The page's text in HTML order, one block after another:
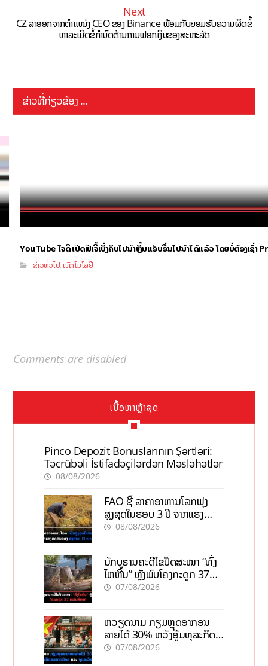
Next
CZ ລາອອກຈາກຕໍາແໜ່ງ CEO ຂອງ Binance ພ້ອມກັບຍອມຮັບຄວາມຜິດຂໍ້
ຫາລະ​ເມີດ​ຂໍ້​ກຳນົດ​ຕ້ານ​ການ​ຟອກ​ເງິນ​ຂອງ​ສະຫະລັດ
ຂ່າວທີ່ກ່ຽວຂ້ອງ ...
YouTube ໃຈດີ ເປີດຟີເຈີ້ເບິ່ງຄິບໄປນຳຫຼິ້ນແອັບອື່ນໄປນຳໄດ້ແລ້ວ ໂດຍບໍ່ຕ້ອງເຊົ່າ
ຂ່າວທົ່ວໄປ,ເທັກໂນໂລຢີ
Comments are disabled
ເນື້ອຫາຫຼ້າສຸດ
Pinco Depozit Bonuslarının Şərtləri:
Təcrübəli İstifadəçilərdən Məsləhətlər
08/08/2026
FAO ຊີ້ ລາຄາອາຫານໂລກພຸ່ງ
ສູງສຸດໃນຮອບ 3 ປີ ຈາກແຮງ
ກົດດັນຂອງສົງຄາມ, El nino
08/08/2026
ນັກບູຮານຄະດີໄຂປິດສະໜາ “ທົ່ງ
ໄຫຫີນ” ຫຼັງພົບໂຄງກະດູກ 37
ຄົນໃນຫີນຍັກ
07/08/2026
ຫວຽດນາມ ກຽມຫຼຸດອາກອນ
ລາຍໄດ້ 30% ຫວັງອູ້ມທຸລະກິດ
ຂະໜາດນ້ອຍ ແລະ ຈຸນລະ
07/08/2026